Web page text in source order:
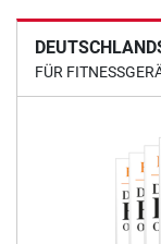
FÜR